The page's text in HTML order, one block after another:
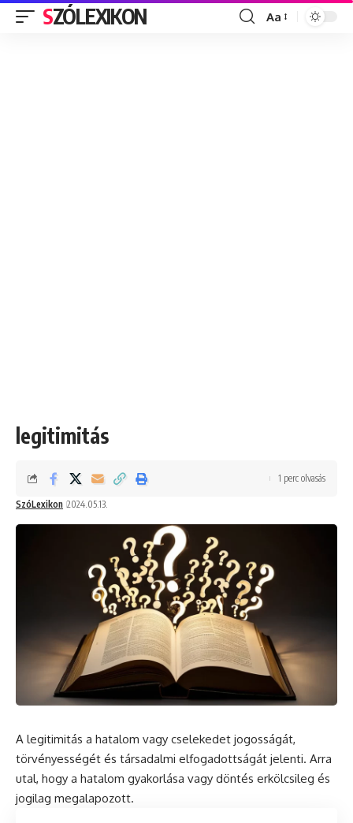
SZÓLEXIKON
Font
Aa
legitimitás
SzóLexikon 2024.05.13.
1 perc olvasás
A legitimitás a hatalom vagy cselekedet jogosságát,
törvényességét és társadalmi elfogadottságát jelenti. Arra
utal, hogy a hatalom gyakorlása vagy döntés erkölcsileg és
jogilag megalapozott.